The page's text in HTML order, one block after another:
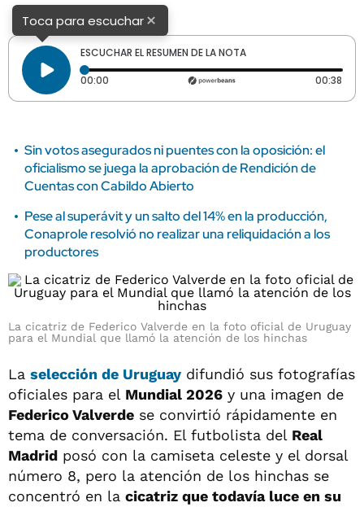
Toca para escuchar×
ESCUCHAR EL RESUMEN DE LA NOTA
00:00 Tiempo transcurrido: 0 segundos 00:38
Sin votos asegurados ni puentes con la oposición: el
oficialismo se juega la aprobación de Rendición de
Cuentas con Cabildo Abierto
Pese al superávit y un salto del 14% en la producción,
Conaprole resolvió no realizar una reliquidación a los
productores
La cicatriz de Federico Valverde en la foto oficial de Uruguay
para el Mundial que llamó la atención de los hinchas
La selección de Uruguay difundió sus fotografías
oficiales para el Mundial 2026 y una imagen de
Federico Valverde se convirtió rápidamente en
tema de conversación. El futbolista del Real
Madrid posó con la camiseta celeste y el dorsal
número 8, pero la atención de los hinchas se
concentró en la cicatriz que todavía luce en su